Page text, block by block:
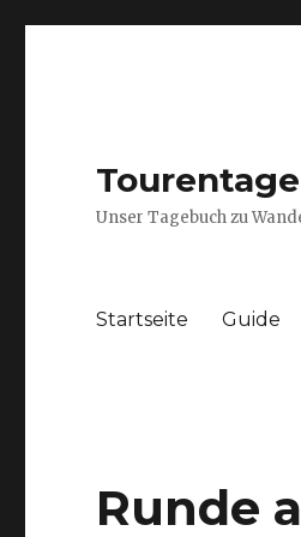
Unser Tagebuch zu
Startseite Guide
Runde